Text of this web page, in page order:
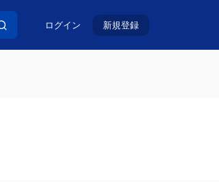
ログイン 新規登録